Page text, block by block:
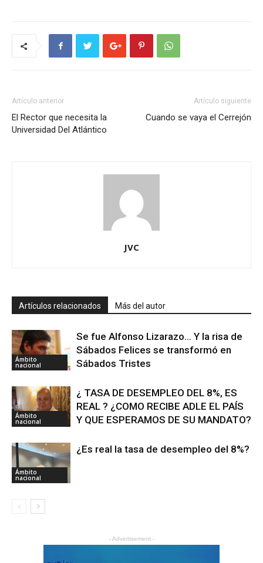
Artículo anterior
El Rector que necesita la
Universidad Del Atlántico
Artículo siguiente
Cuando se vaya el Cerrejón
JVC
Artículos relacionados Más del autor
Ámbito
nacional
Se fue Alfonso Lizarazo… Y la risa de
Sábados Felices se transformó en
Sábados Tristes
Ámbito
nacional
¿ TASA DE DESEMPLEO DEL 8%, ES
REAL ? ¿COMO RECIBE ADLE EL PAÍS
Y QUE ESPERAMOS DE SU MANDATO?
Ámbito
nacional
¿Es real la tasa de desempleo del 8%?
- Advertisement -